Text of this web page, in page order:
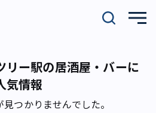
リー駅の居酒屋・バーに
気情報
つかりませんでした。